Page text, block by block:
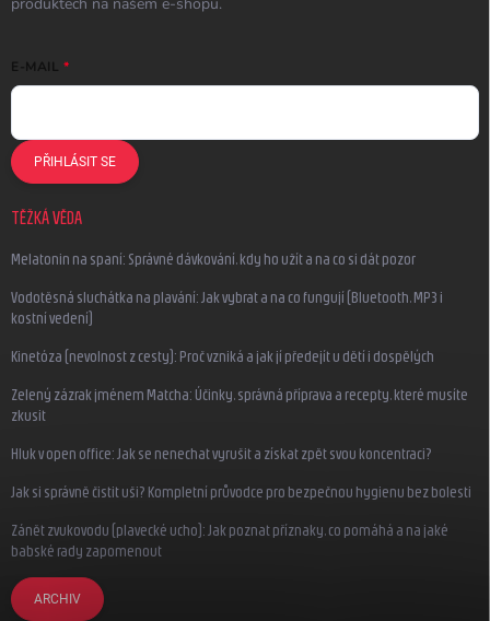
E-MAIL
PŘIHLÁSIT SE
TĚŽKÁ VĚDA
Melatonin na spaní: Správné dávkování, kdy ho užít a na co si dát pozor
Vodotěsná sluchátka na plavání: Jak vybrat a na co fungují (Bluetooth, MP3 i
kostní vedení)
Kinetóza (nevolnost z cesty): Proč vzniká a jak jí předejít u dětí i dospělých
Zelený zázrak jménem Matcha: Účinky, správná příprava a recepty, které musíte
zkusit
Hluk v open office: Jak se nenechat vyrušit a získat zpět svou koncentraci?
Jak si správně čistit uši? Kompletní průvodce pro bezpečnou hygienu bez bolesti
Zánět zvukovodu (plavecké ucho): Jak poznat příznaky, co pomáhá a na jaké
babské rady zapomenout
ARCHIV